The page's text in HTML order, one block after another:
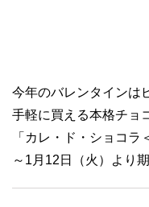
今年のバレンタインは
手軽に買える本格チョ
「カレ・ド・ショコラ
～1月12日（火）より